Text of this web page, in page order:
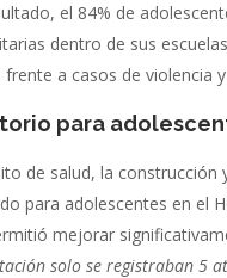
el 84% de
dentro de sus
a casos de violencia
para
de salud, la
para adolescentes en el
mejorar
solo se registraban 5